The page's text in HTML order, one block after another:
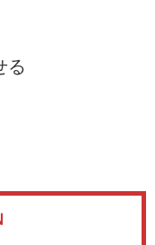
る